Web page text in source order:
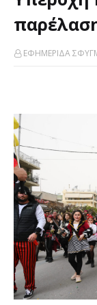
ΕΦΗΜΕΡΙΔΑ